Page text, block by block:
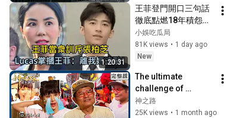
茵
1:20:31
王菲登門開口三句話
徹底點燃18年積怨！
Lucas當面掌摑天
後，狄波拉冷淡下逐
客令：「我們謝家打
#謝霆鋒 #張柏芝
#Lucas #謝振軒
小娛吃瓜局
81K views • 1 day ago
New
The ultimate
challenge of
carrying incense
and lamps! Cheng
神之路
25K views • 1 month ago